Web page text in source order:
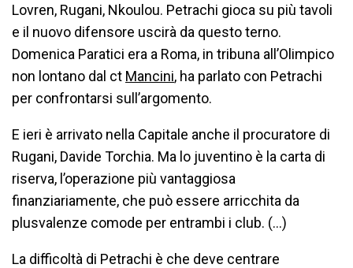
Lovren, Rugani, Nkoulou. Petrachi gioca su più tavoli
e il nuovo difensore uscirà da questo terno.
Domenica Paratici era a Roma, in tribuna all’Olimpico
non lontano dal ct Mancini, ha parlato con Petrachi
per confrontarsi sull’argomento.
E ieri è arrivato nella Capitale anche il procuratore di
Rugani, Davide Torchia. Ma lo juventino è la carta di
riserva, l’operazione più vantaggiosa
finanziariamente, che può essere arricchita da
plusvalenze comode per entrambi i club. (…)
La difficoltà di Petrachi è che deve centrare